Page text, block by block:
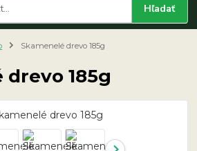
Hľadať
Skamenelé drevo 185g
185g